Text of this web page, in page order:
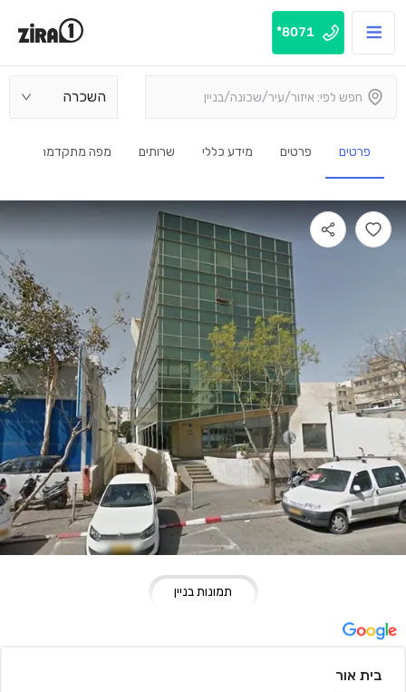
8071*
השכרה
פרטים פרטים מידע כללי שרותים מפה מתקדמת
תמונות בניין
בית אור